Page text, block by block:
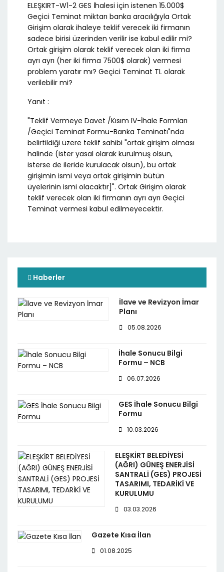
ELEŞKIRT-W1-2 GES İhalesi için istenen 15.000$
Geçici Teminat miktarı banka aracılığıyla Ortak
Girişim olarak ihaleye teklif verecek iki firmanın
sadece birisi üzerinden verilir ise kabul edilir mi?
Ortak girişim olarak teklif verecek olan iki firma
ayrı ayrı (her iki firma 7500$ olarak) vermesi
problem yaratır mı? Geçici Teminat TL olarak
verilebilir mi?
Yanıt :
"Teklif Vermeye Davet /Kısım IV-İhale Formları
/Geçici Teminat Formu-Banka Teminatı"nda
belirtildiği üzere teklif sahibi "ortak girişim olması
halinde (ister yasal olarak kurulmuş olsun,
isterse de ileride kurulacak olsun), bu ortak
girişimin ismi veya ortak girişimin bütün
üyelerinin ismi olacaktır]". Ortak Girişim olarak
teklif verecek olan iki firmanın ayrı ayrı Geçici
Teminat vermesi kabul edilmeyecektir.
Haberler
İlave ve Revizyon İmar
Planı
05.08.2026
İhale Sonucu Bilgi
Formu – NCB
06.07.2026
GES İhale Sonucu Bilgi
Formu
10.03.2026
ELEŞKİRT BELEDİYESİ
(AĞRI) GÜNEŞ ENERJİSİ
SANTRALİ (GES) PROJESİ
TASARIMI, TEDARİKİ VE
KURULUMU
03.03.2026
Gazete Kısa İlan
01.08.2025